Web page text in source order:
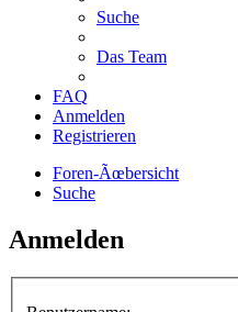
Suche
Das Team
FAQ
Anmelden
Registrieren
Foren-Ãœbersicht
Suche
Anmelden